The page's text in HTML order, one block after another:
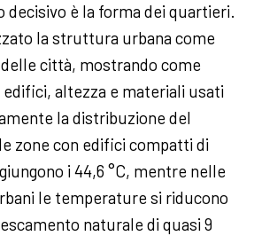
decisivo è la forma dei quartieri.
la struttura urbana come
delle città, mostrando come
altezza e materiali usati
la distribuzione del
zone con edifici compatti di
i 44,6 °C, mentre nelle
le temperature si riducono
naturale di quasi 9